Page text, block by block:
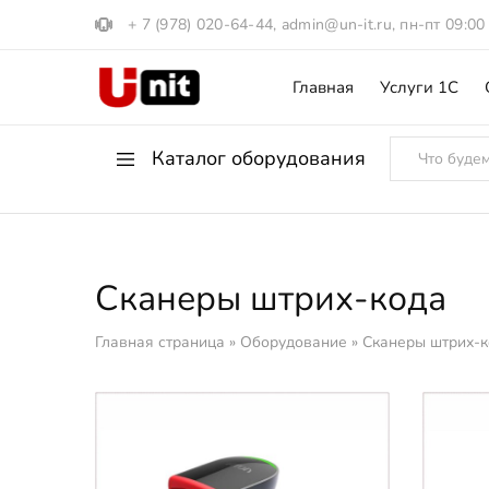
+ 7 (978) 020-64-44, admin@un-it.ru, пн-пт
1С:Юнит
Компания
"ЮНИТ".
Главная Услуги 1С
Каталог оборудования
- %
Фискальные накопители
Сканеры штрих-кода
Главная страница » Оборудование » Сканеры штрих-